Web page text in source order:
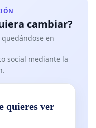
cambiar?
en
social mediante la
quieres ver